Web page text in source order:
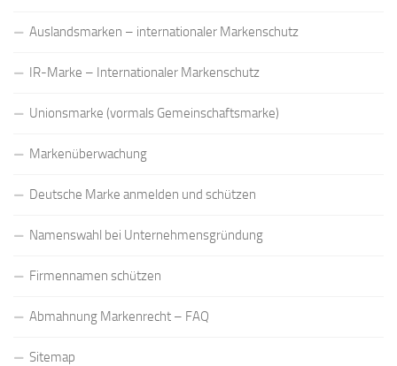
Auslandsmarken – internationaler Markenschutz
IR-Marke – Internationaler Markenschutz
Unionsmarke (vormals Gemeinschaftsmarke)
Markenüberwachung
Deutsche Marke anmelden und schützen
Namenswahl bei Unternehmensgründung
Firmennamen schützen
Abmahnung Markenrecht – FAQ
Sitemap